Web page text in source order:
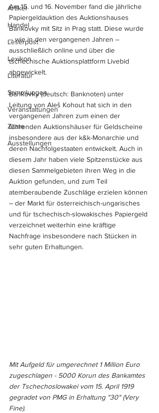
Artikel
Handel
Leserpost
Lexikon
Literatur
Sammlungen
Veranstaltungen
Zitate
Ausstellungen
Am 15. und 16. November fand die jährliche
Papiergeldauktion des Auktionshauses
Bankovky mit Sitz in Prag statt. Diese wurde
– wie in den vergangenen Jahren –
ausschließlich online und über die
tschechische Auktionsplattform Livebid
abgewickelt.
Bankovky (deutsch: Banknoten) unter
Leitung von Aleš Kohout hat sich in den
vergangenen Jahren zum einen der
führenden Auktionshäuser für Geldscheine
insbesondere aus der k&k-Monarchie und
deren Nachfolgestaaten entwickelt. Auch in
diesem Jahr haben viele Spitzenstücke aus
diesen Sammelgebieten ihren Weg in die
Auktion gefunden, und zum Teil
atemberaubende Zuschläge erzielen können
– der Markt für österreichisch-ungarisches
und für tschechisch-slowakisches Papiergeld
verzeichnet weiterhin eine kräftige
Nachfrage insbesondere nach Stücken in
sehr guten Erhaltungen.
Mit Aufgeld für umgerechnet 1 Million Euro
zugeschlagen - 5000 Korun des Bankamtes
der Tschechoslowakei vom 15. April 1919
gegradet von PMG in Erhaltung "30" (Very
Fine).